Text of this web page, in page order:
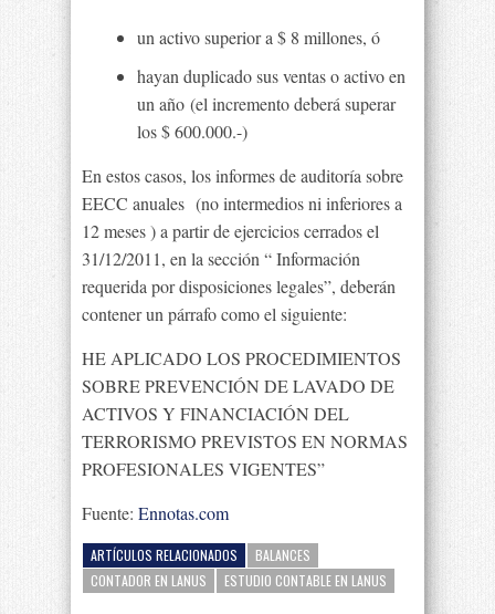
un activo superior a $ 8 millones, ó
hayan duplicado sus ventas o activo en
un año (el incremento deberá superar
los $ 600.000.-)
En estos casos, los informes de auditoría sobre
EECC anuales (no intermedios ni inferiores a
12 meses ) a partir de ejercicios cerrados el
31/12/2011, en la sección “ Información
requerida por disposiciones legales”, deberán
contener un párrafo como el siguiente:
HE APLICADO LOS PROCEDIMIENTOS
SOBRE PREVENCIÓN DE LAVADO DE
ACTIVOS Y FINANCIACIÓN DEL
TERRORISMO PREVISTOS EN NORMAS
PROFESIONALES VIGENTES”
Fuente: Ennotas.com
ARTÍCULOS RELACIONADOS
BALANCES
CONTADOR EN LANUS
ESTUDIO CONTABLE EN LANUS